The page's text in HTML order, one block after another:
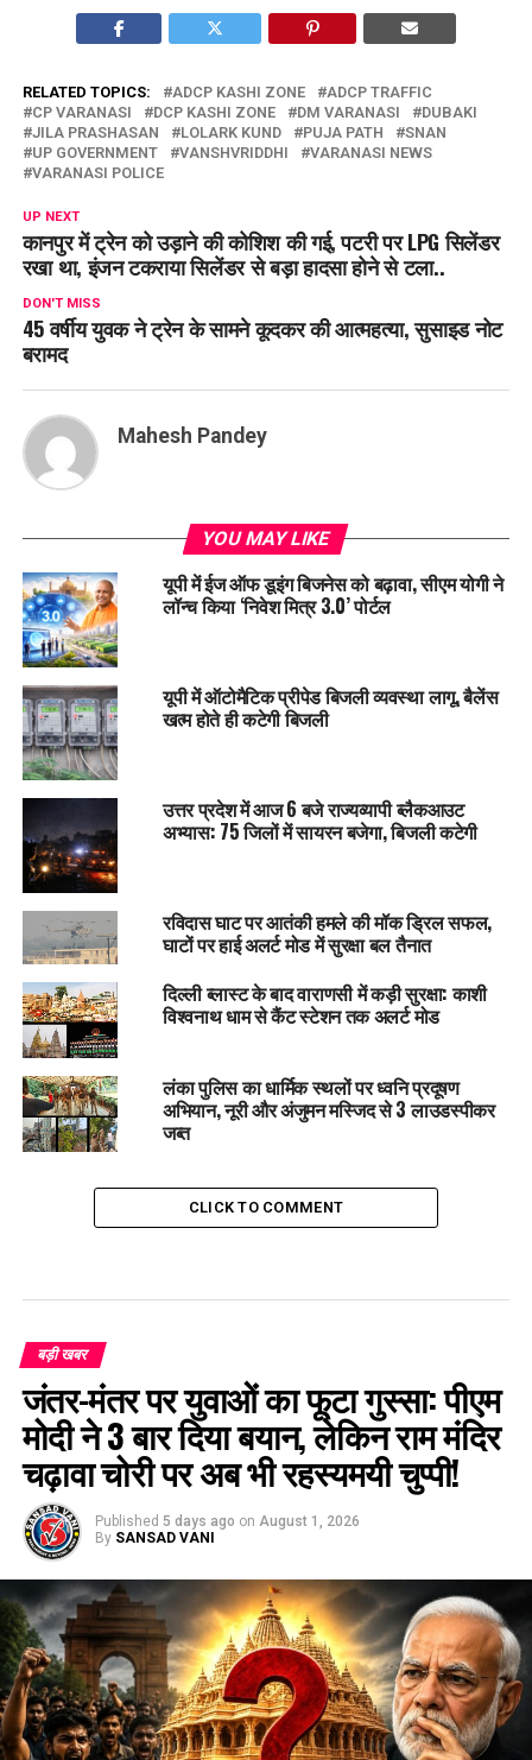
RELATED TOPICS: ADCP KASHI ZONE
ADCP TRAFFIC
CP VARANASI
DCP KASHI ZONE DM VARANASI
DUBAKI
JILA PRASHASAN
LOLARK KUND PUJA PATH
SNAN
UP GOVERNMENT
VANSHVRIDDHI
VARANASI NEWS
VARANASI POLICE
UP NEXT
कानपुर में ट्रेन को उड़ाने की कोशिश की गई, पटरी पर LPG सिलेंडर
रखा था, इंजन टकराया सिलेंडर से बड़ा हादसा होने से टला..
DON'T MISS
45 वर्षीय युवक ने ट्रेन के सामने कूदकर की आत्महत्या, सुसाइड नोट
बरामद
Mahesh Pandey
YOU MAY LIKE
यूपी में ईज ऑफ डूइंग बिजनेस को बढ़ावा, सीएम योगी ने
लॉन्च किया ‘निवेश मित्र 3.0’ पोर्टल
यूपी में ऑटोमैटिक प्रीपेड बिजली व्यवस्था लागू, बैलेंस
खत्म होते ही कटेगी बिजली
उत्तर प्रदेश में आज 6 बजे राज्यव्यापी ब्लैकआउट
अभ्यास: 75 जिलों में सायरन बजेगा, बिजली कटेगी
रविदास घाट पर आतंकी हमले की मॉक ड्रिल सफल,
घाटों पर हाई अलर्ट मोड में सुरक्षा बल तैनात
दिल्ली ब्लास्ट के बाद वाराणसी में कड़ी सुरक्षा: काशी
विश्वनाथ धाम से कैंट स्टेशन तक अलर्ट मोड
लंका पुलिस का धार्मिक स्थलों पर ध्वनि प्रदूषण
अभियान, नूरी और अंजुमन मस्जिद से 3 लाउडस्पीकर
जब्त
CLICK TO COMMENT
बड़ी खबर
जंतर-मंतर पर युवाओं का फूटा गुस्सा: पीएम
मोदी ने 3 बार दिया बयान, लेकिन राम मंदिर
चढ़ावा चोरी पर अब भी रहस्यमयी चुप्पी!
Published 5 days ago on August 1, 2026
By SANSAD VANI